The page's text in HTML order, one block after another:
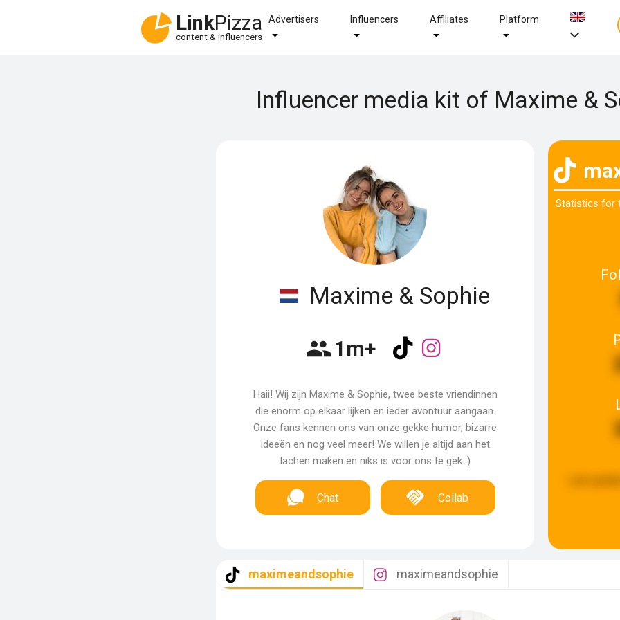
LinkPizza
content & influencers
Advertisers Influencers Affiliates Platform
Influencer media kit of Maxime &
Maxime & Sophie
1m+
Haii! Wij zijn Maxime & Sophie, twee beste vriendinnen
die enorm op elkaar lijken en ieder avontuur aangaan.
Onze fans kennen ons van onze gekke humor, bizarre
ideeën en nog veel meer! We willen je altijd aan het
lachen maken en niks is voor ons te gek :)
Chat Collab
Statistics for
maximeandsophie maximeandsophie